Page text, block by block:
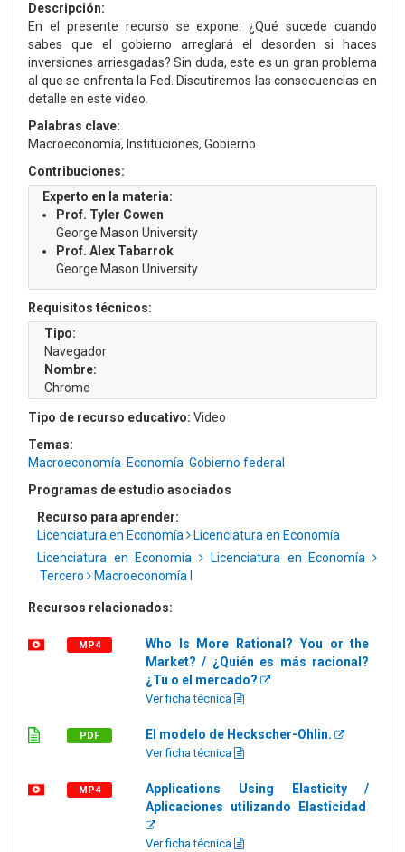
Descripción:
En el presente recurso se expone: ¿Qué sucede cuando
sabes que el gobierno arreglará el desorden si haces
inversiones arriesgadas? Sin duda, este es un gran problema
al que se enfrenta la Fed. Discutiremos las consecuencias en
detalle en este video.
Palabras clave:
Macroeconomía, Instituciones, Gobierno
Contribuciones:
Experto en la materia:
Prof. Tyler Cowen
George Mason University
Prof. Alex Tabarrok
George Mason University
Requisitos técnicos:
Tipo:
Navegador
Nombre:
Chrome
Tipo de recurso educativo: Video
Temas:
Macroeconomía Economía Gobierno federal
Programas de estudio asociados
Recurso para aprender:
Licenciatura en Economía
Licenciatura en Economía
Licenciatura en Economía
Licenciatura en Economía
Tercero
Macroeconomía I
Recursos relacionados:
MP4
Who Is More Rational? You or the
Market? / ¿Quién es más racional?
¿Tú o el mercado?
Ver ficha técnica
PDF El modelo de Heckscher-Ohlin.
Ver ficha técnica
MP4
Applications Using Elasticity /
Aplicaciones utilizando Elasticidad
Ver ficha técnica